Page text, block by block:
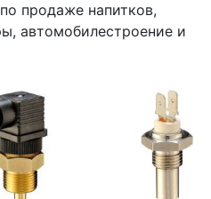
продаже напитков,
автомобилестроение и